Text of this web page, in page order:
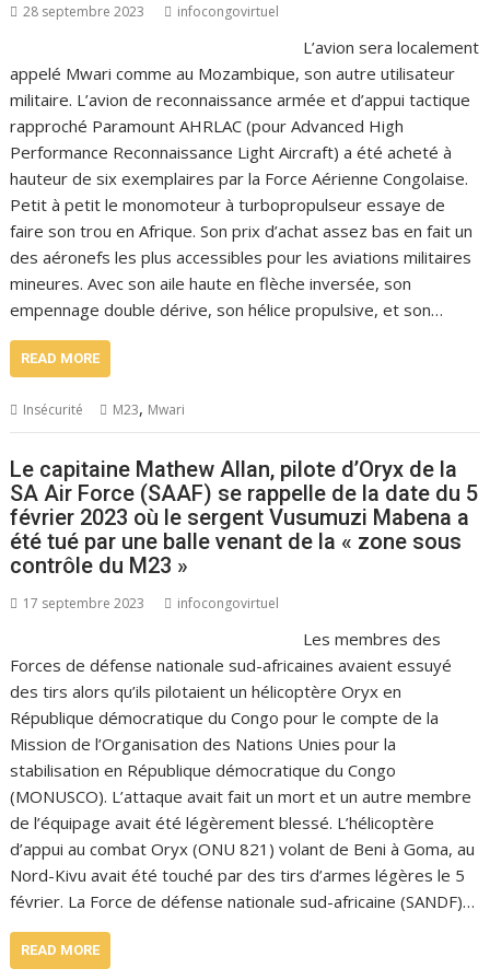
28 septembre 2023 infocongovirtuel
L’avion sera localement
appelé Mwari comme au Mozambique, son autre utilisateur
militaire. L’avion de reconnaissance armée et d’appui tactique
rapproché Paramount AHRLAC (pour Advanced High
Performance Reconnaissance Light Aircraft) a été acheté à
hauteur de six exemplaires par la Force Aérienne Congolaise.
Petit à petit le monomoteur à turbopropulseur essaye de
faire son trou en Afrique. Son prix d’achat assez bas en fait un
des aéronefs les plus accessibles pour les aviations militaires
mineures. Avec son aile haute en flèche inversée, son
empennage double dérive, son hélice propulsive, et son…
READ MORE
Insécurité M23, Mwari
Le capitaine Mathew Allan, pilote d’Oryx de la
SA Air Force (SAAF) se rappelle de la date du 5
février 2023 où le sergent Vusumuzi Mabena a
été tué par une balle venant de la « zone sous
contrôle du M23 »
17 septembre 2023 infocongovirtuel
Les membres des
Forces de défense nationale sud-africaines avaient essuyé
des tirs alors qu’ils pilotaient un hélicoptère Oryx en
République démocratique du Congo pour le compte de la
Mission de l’Organisation des Nations Unies pour la
stabilisation en République démocratique du Congo
(MONUSCO). L’attaque avait fait un mort et un autre membre
de l’équipage avait été légèrement blessé. L’hélicoptère
d’appui au combat Oryx (ONU 821) volant de Beni à Goma, au
Nord-Kivu avait été touché par des tirs d’armes légères le 5
février. La Force de défense nationale sud-africaine (SANDF)…
READ MORE